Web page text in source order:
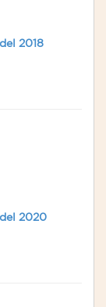
2018
2020